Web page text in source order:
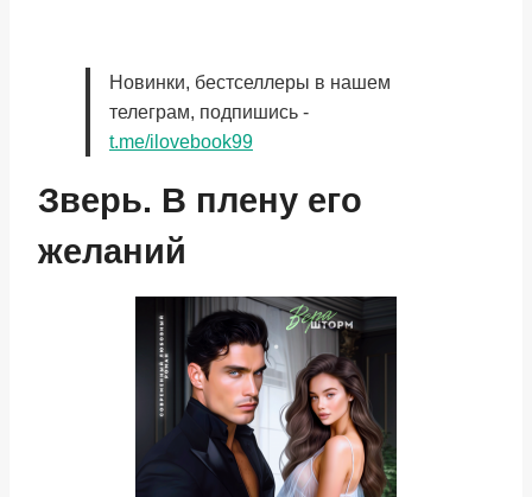
Новинки, бестселлеры в нашем
телеграм, подпишись -
t.me/ilovebook99
Зверь. В плену его
желаний